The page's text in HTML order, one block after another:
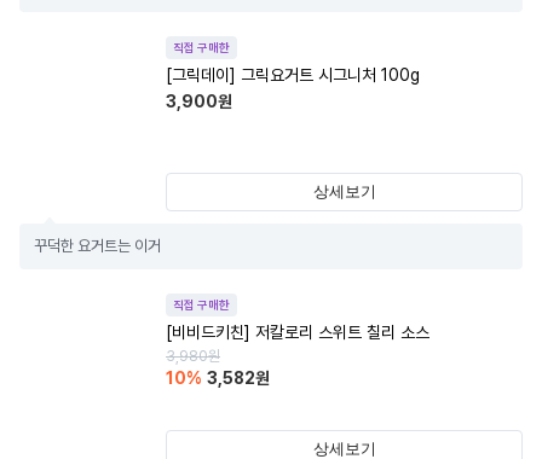
직접 구매한
[그릭데이] 그릭요거트 시그니처 100g
3,900원
상세보기
꾸덕한 요거트는 이거
직접 구매한
[비비드키친] 저칼로리 스위트 칠리 소스
3,980원
10% 3,582원
상세보기